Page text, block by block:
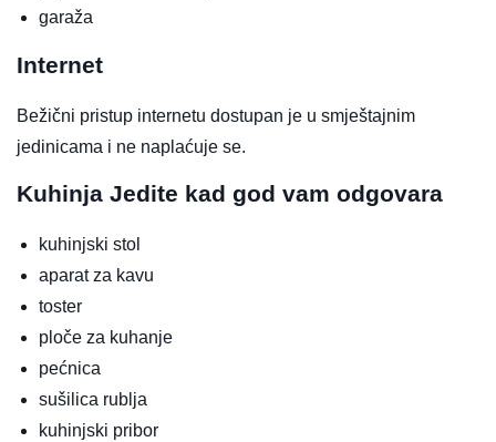
garaža
Internet
Bežični pristup internetu dostupan je u smještajnim
jedinicama i ne naplaćuje se.
Kuhinja Jedite kad god vam odgovara
kuhinjski stol
aparat za kavu
toster
ploče za kuhanje
pećnica
sušilica rublja
kuhinjski pribor